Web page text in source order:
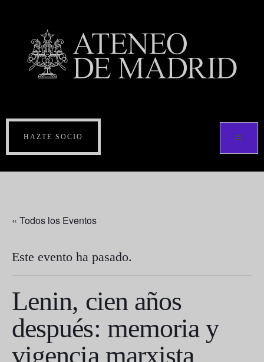
HAZTE SOCIO
« Todos los Eventos
Este evento ha pasado.
Lenin, cien años
después: memoria y
vigencia marxista